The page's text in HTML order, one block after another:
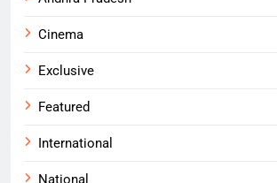
Cinema
Exclusive
Featured
International
National